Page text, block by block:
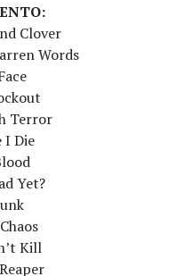
Clover
Words
Terror
I Die
Yet?
Kill